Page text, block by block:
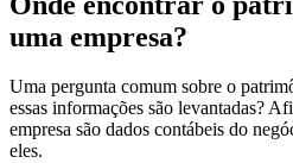
uma empresa?
Uma pergunta comum sobre o
essas informações são levantadas?
empresa são dados contábeis do
eles.